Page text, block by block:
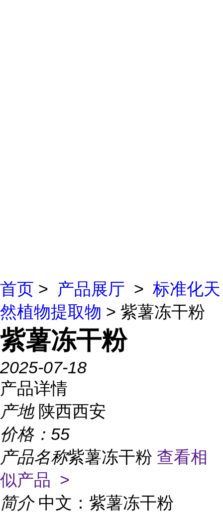
首页 > 产品展厅 > 标准化天
然植物提取物 > 紫薯冻干粉
紫薯冻干粉
2025-07-18
产品详情
产地 陕西西安
价格： 55
产品名称紫薯冻干粉 查看相
似产品 >
简介 中文：紫薯冻干粉